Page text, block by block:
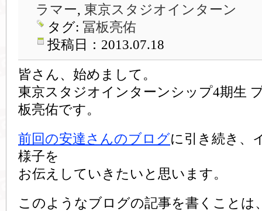
ラマー, 東京スタジオインターン
タグ: 冨板亮佑
投稿日：2013.07.18
皆さん、始めまして。
東京スタジオインターンシップ4期生
板亮佑です。
前回の安達さんのブログに引き続き、
様子を
お伝えしていきたいと思います。
このようなブログの記事を書くことは